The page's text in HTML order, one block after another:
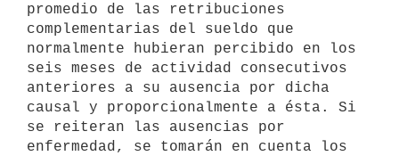
promedio de las retribuciones
complementarias del sueldo que
normalmente hubieran percibido en los
seis meses de actividad consecutivos
anteriores a su ausencia por dicha
causal y proporcionalmente a ésta. Si
se reiteran las ausencias por
enfermedad, se tomarán en cuenta los